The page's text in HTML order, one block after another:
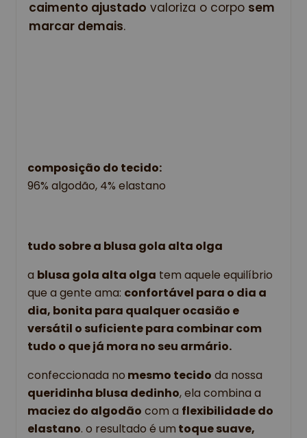
caimento ajustado valoriza o corpo sem
marcar demais.
composição do tecido:
96% algodão, 4% elastano
tudo sobre a blusa gola alta olga
a blusa gola alta olga tem aquele equilíbrio
que a gente ama: confortável para o dia a
dia, bonita para qualquer ocasião e
versátil o suficiente para combinar com
tudo o que já mora no seu armário.
confeccionada no mesmo tecido da nossa
queridinha blusa dedinho, ela combina a
maciez do algodão com a flexibilidade do
elastano. o resultado é um toque suave,